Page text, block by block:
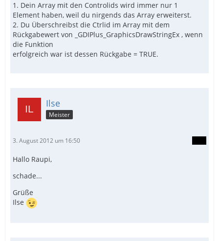
1. Dein Array mit den Controlids wird immer nur 1
Element haben, weil du nirgends das Array erweiterst.
2. Du Überschreibst die Ctrlid im Array mit dem
Rückgabewert von _GDIPlus_GraphicsDrawStringEx , wenn
die Funktion
erfolgreich war ist dessen Rückgabe = TRUE.
Ilse
Meister
3. August 2012 um 16:50
Hallo Raupi,
schade...
Grüße
Ilse